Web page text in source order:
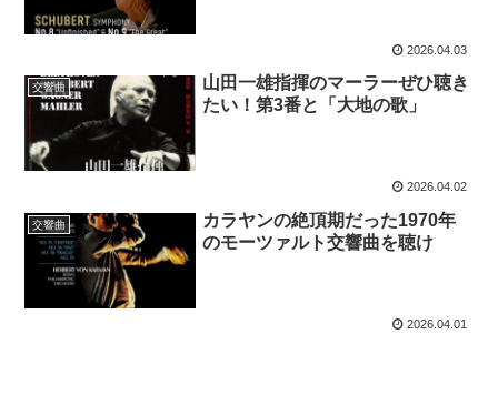
2026.04.03
交響曲
山田一雄指揮のマーラーぜひ聴き
たい！第3番と「大地の歌」
2026.04.02
交響曲
カラヤンの絶頂期だった1970年
のモーツァルト交響曲を聴け
2026.04.01